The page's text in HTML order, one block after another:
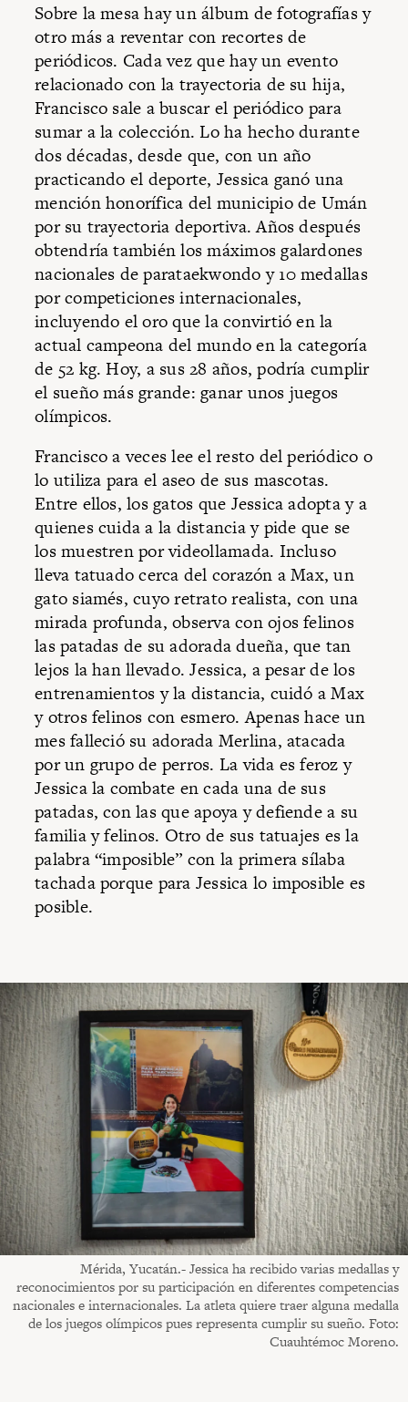
Sobre la mesa hay un álbum de fotografías y
otro más a reventar con recortes de
periódicos. Cada vez que hay un evento
relacionado con la trayectoria de su hija,
Francisco sale a buscar el periódico para
sumar a la colección. Lo ha hecho durante
dos décadas, desde que, con un año
practicando el deporte, Jessica ganó una
mención honorífica del municipio de Umán
por su trayectoria deportiva. Años después
obtendría también los máximos galardones
nacionales de parataekwondo y 10 medallas
por competiciones internacionales,
incluyendo el oro que la convirtió en la
actual campeona del mundo en la categoría
de 52 kg. Hoy, a sus 28 años, podría cumplir
el sueño más grande: ganar unos juegos
olímpicos.
Francisco a veces lee el resto del periódico o
lo utiliza para el aseo de sus mascotas.
Entre ellos, los gatos que Jessica adopta y a
quienes cuida a la distancia y pide que se
los muestren por videollamada. Incluso
lleva tatuado cerca del corazón a Max, un
gato siamés, cuyo retrato realista, con una
mirada profunda, observa con ojos felinos
las patadas de su adorada dueña, que tan
lejos la han llevado. Jessica, a pesar de los
entrenamientos y la distancia, cuidó a Max
y otros felinos con esmero. Apenas hace un
mes falleció su adorada Merlina, atacada
por un grupo de perros. La vida es feroz y
Jessica la combate en cada una de sus
patadas, con las que apoya y defiende a su
familia y felinos. Otro de sus tatuajes es la
palabra “imposible” con la primera sílaba
tachada porque para Jessica lo imposible es
posible.
Mérida, Yucatán.- Jessica ha recibido varias medallas y
reconocimientos por su participación en diferentes competencias
nacionales e internacionales. La atleta quiere traer alguna medalla
de los juegos olímpicos pues representa cumplir su sueño. Foto:
Cuauhtémoc Moreno.